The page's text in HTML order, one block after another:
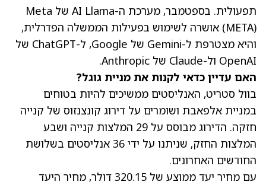
תפעולית. בספטמבר, מערכת ה-AI Llama של Meta
(META) אושרה לשימוש בפעילות הממשלה הפדרלית,
והיא מצטרפת ל-Gemini של Google, ל-ChatGPT של
OpenAI ול-Claude של Anthropic.
האם עדיין כדאי לקנות את מניית גוגל?
בוול סטריט, האנליסטים ממשיכים להיות בטוחים
במניית אלפאבת ושומרים על דירוג קונצנזוס של קנייה
חזקה. הדירוג מבוסס על 29 המלצות קנייה ושבע
המלצות החזק, שניתנו על ידי 36 אנליסטים בשלושת
החודשים האחרונים.
עם מחיר יעד ממוצע של 320.15 דולר,
מחיר היעד